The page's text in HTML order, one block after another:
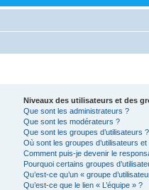
Niveaux des utilisateurs et des
Que sont les administrateurs ?
Que sont les modérateurs ?
Que sont les groupes d’utilisateurs ?
Où sont les groupes d’utilisateurs
Comment puis-je devenir le
Pourquoi certains groupes
Qu’est-ce qu’un « groupe
Qu’est-ce que le lien « L’équipe » ?